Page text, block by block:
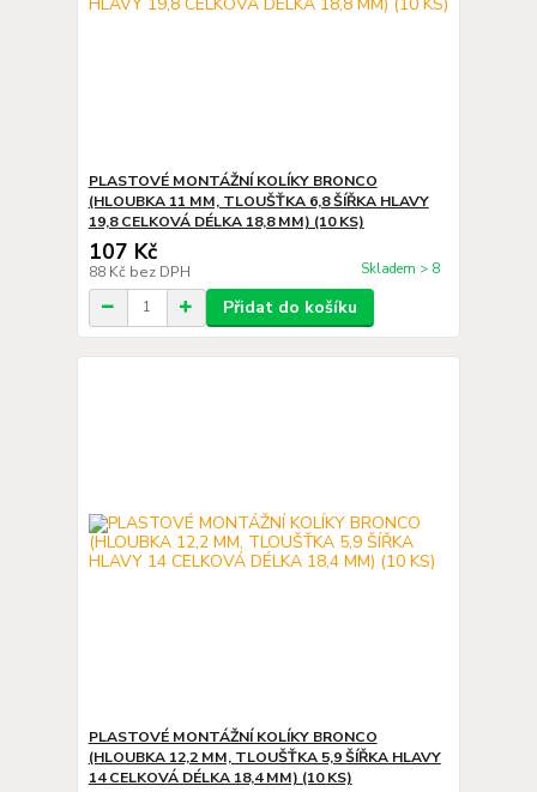
PLASTOVÉ MONTÁŽNÍ KOLÍKY BRONCO
(HLOUBKA 11 MM, TLOUŠŤKA 6,8 ŠÍŘKA HLAVY
19,8 CELKOVÁ DÉLKA 18,8 MM) (10 KS)
107 Kč
88 Kč bez DPH Skladem > 8
Přidat do košíku
PLASTOVÉ MONTÁŽNÍ KOLÍKY BRONCO
(HLOUBKA 12,2 MM, TLOUŠŤKA 5,9 ŠÍŘKA HLAVY
14 CELKOVÁ DÉLKA 18,4 MM) (10 KS)